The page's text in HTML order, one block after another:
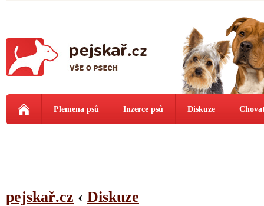
Plemena psů Inzerce psů Diskuze
pejskař.cz ‹ Diskuze